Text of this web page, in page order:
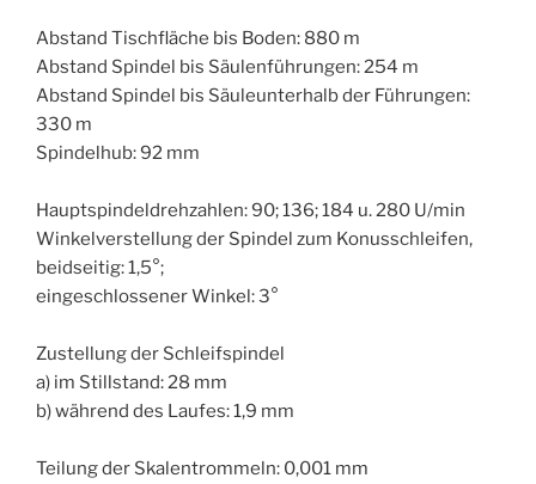
Abstand Tischfläche bis Boden: 880 m
Abstand Spindel bis Säulenführungen: 254 m
Abstand Spindel bis Säuleunterhalb der Führungen:
330 m
Spindelhub: 92 mm
Hauptspindeldrehzahlen: 90; 136; 184 u. 280 U/min
Winkelverstellung der Spindel zum Konusschleifen,
beidseitig: 1,5°;
eingeschlossener Winkel: 3°
Zustellung der Schleifspindel
a) im Stillstand: 28 mm
b) während des Laufes: 1,9 mm
Teilung der Skalentrommeln: 0,001 mm